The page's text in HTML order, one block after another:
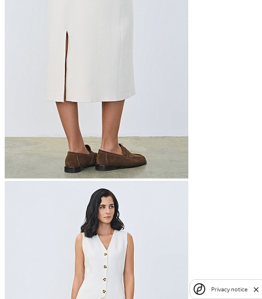
Privacy notice